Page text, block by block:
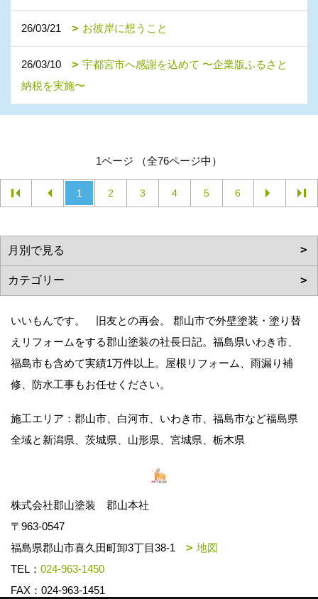
26/03/21 お彼岸に想うこと
26/03/10
宇都宮市へ感謝を込めて 〜企業版ふるさと
納税を実施〜
1ページ （全76ページ中）
1 2 3 4 5 6
いいもんです。 旧友との再会。 郡山市で外壁塗装・塗り替
えリフォームをする郡山塗装の社長日記。福島県いわき市、
福島市も含めて実績1万件以上。屋根リフォーム、雨漏り補
修、防水工事もお任せください。
施工エリア：郡山市、白河市、いわき市、福島市など福島県
全域と新潟県、茨城県、山形県、宮城県、栃木県
株式会社郡山塗装 郡山本社
〒963-0547
福島県郡山市喜久田町卸3丁目38-1
地図
TEL： 024-963-1450
FAX：024-963-1451